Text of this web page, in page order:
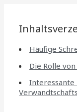
Häufige
Die Rolle
Interessante